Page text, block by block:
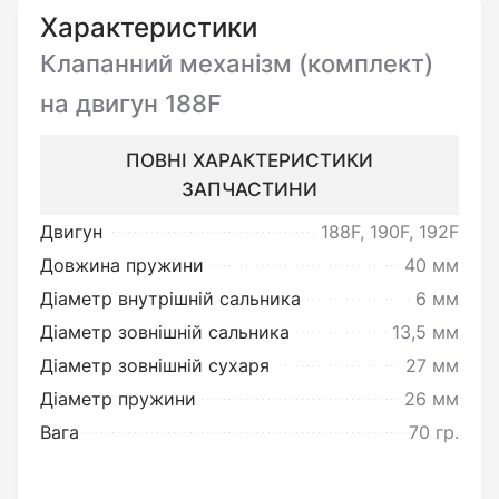
та повній відповідності до його
опису.
Ви можете повернути товар
неналежної якості:
Під товаром неналежної якості
мається на увазі товар, який
несправний та не може
забезпечувати виконання своїх
функціональних властивостей.
Характеристики
Клапанний механізм (комплект)
на двигун 188F
ПОВНІ ХАРАКТЕРИСТИКИ
ЗАПЧАСТИНИ
Двигун
188F, 190F, 192F
Довжина пружини
40 мм
Діаметр внутрішній сальника
6 мм
Діаметр зовнішній сальника
13,5 мм
Діаметр зовнішній сухаря
27 мм
Діаметр пружини
26 мм
Вага
70 гр.